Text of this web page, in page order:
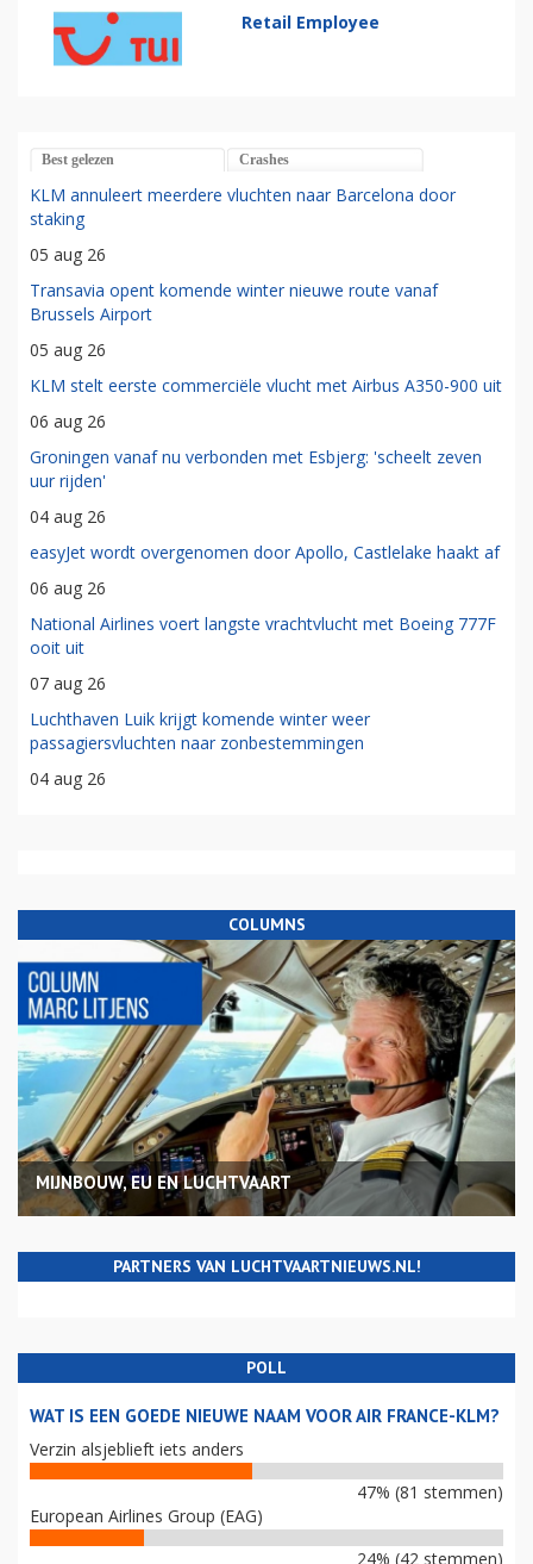
Retail Employee
Best gelezen Crashes
KLM annuleert meerdere vluchten naar Barcelona door
staking
05 aug 26
Transavia opent komende winter nieuwe route vanaf
Brussels Airport
05 aug 26
KLM stelt eerste commerciële vlucht met Airbus A350-900 uit
06 aug 26
Groningen vanaf nu verbonden met Esbjerg: 'scheelt zeven
uur rijden'
04 aug 26
easyJet wordt overgenomen door Apollo, Castlelake haakt af
06 aug 26
National Airlines voert langste vrachtvlucht met Boeing 777F
ooit uit
07 aug 26
Luchthaven Luik krijgt komende winter weer
passagiersvluchten naar zonbestemmingen
04 aug 26
COLUMNS
MIJNBOUW, EU EN LUCHTVAART
PARTNERS VAN LUCHTVAARTNIEUWS.NL!
POLL
WAT IS EEN GOEDE NIEUWE NAAM VOOR AIR FRANCE-KLM?
Verzin alsjeblieft iets anders
47% (81 stemmen)
European Airlines Group (EAG)
24% (42 stemmen)